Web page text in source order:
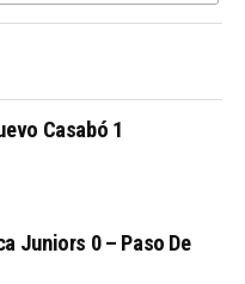
Casabó 1
Juniors 0 – Paso De